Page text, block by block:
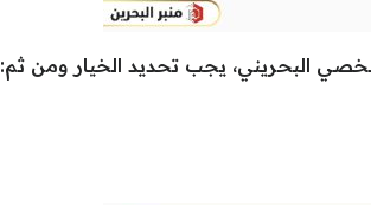
البحريني، يجب تحديد الخيار ومن ثم: